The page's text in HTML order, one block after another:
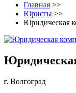
Главная >>
Юристы >>
Юридическая
г. Волгоград